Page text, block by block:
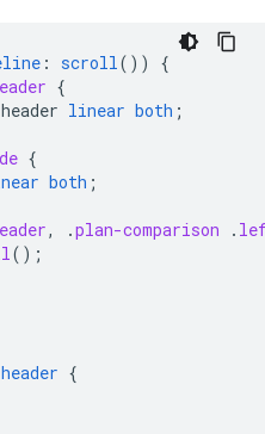
: scroll())
{
{
linear both ;
{
both ;
, .plan-comparison .
();
{